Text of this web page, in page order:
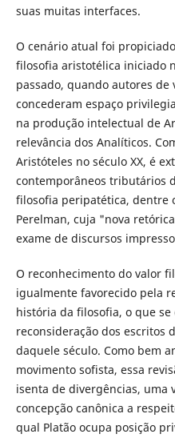
suas muitas interfaces.
O cenário atual foi
filosofia aristotélica iniciado
passado, quando autores de
concederam espaço
na produção intelectual de
relevância dos Analíticos.
Aristóteles no século XX, é
contemporâneos tributários
filosofia peripatética, dentre
Perelman, cuja "nova
exame de discursos
O reconhecimento do valor
igualmente favorecido pela
história da filosofia, o que
reconsideração dos escritos
daquele século. Como bem
movimento sofista, essa
isenta de divergências, uma
concepção canônica a
qual Platão ocupa posição